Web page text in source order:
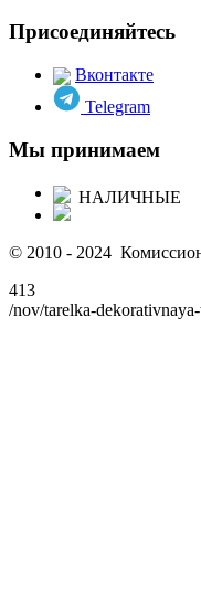
Присоединяйтесь
Вконтакте
Telegram
Мы принимаем
НАЛИЧНЫЕ
© 2010 - 2024
413
/nov/tarelka-